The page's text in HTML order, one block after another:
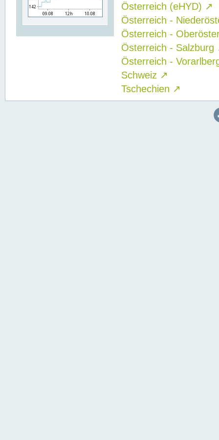
Österreich (eHYD) ↗
Österreich -
Österreich -
Österreich - Salzburg
Österreich -
Schweiz ↗
Tschechien ↗